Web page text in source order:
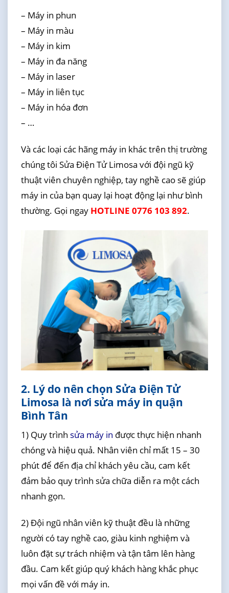
– Máy in phun
– Máy in màu
– Máy in kim
– Máy in đa năng
– Máy in laser
– Máy in liên tục
– Máy in hóa đơn
– …
Và các loại các hãng máy in khác trên thị trường
chúng tôi Sửa Điện Tử Limosa với đội ngũ kỹ
thuật viên chuyên nghiệp, tay nghề cao sẽ giúp
máy in của bạn quay lại hoạt động lại như bình
thường. Gọi ngay HOTLINE 0776 103 892.
2. Lý do nên chọn Sửa Điện Tử
Limosa là nơi sửa máy in quận
Bình Tân
1) Quy trình sửa máy in được thực hiện nhanh
chóng và hiệu quả. Nhân viên chỉ mất 15 – 30
phút để đến địa chỉ khách yêu cầu, cam kết
đảm bảo quy trình sửa chữa diễn ra một cách
nhanh gọn.
2) Đội ngũ nhân viên kỹ thuật đều là những
người có tay nghề cao, giàu kinh nghiệm và
luôn đặt sự trách nhiệm và tận tâm lên hàng
đầu. Cam kết giúp quý khách hàng khắc phục
mọi vấn đề với máy in.